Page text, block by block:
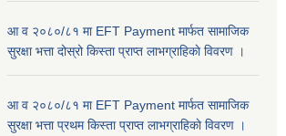
आ व २०८०/८१ मा EFT Payment मार्फत सामाजिक
सुरक्षा भत्ता दोस्रो किस्ता प्राप्त लाभग्राहिकाे विवरण ।
आ व २०८०/८१ मा EFT Payment मार्फत सामाजिक
सुरक्षा भत्ता प्रथम किस्ता प्राप्त लाभग्राहिकाे विवरण ।